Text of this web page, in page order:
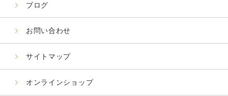
ブログ
お問い合わせ
サイトマップ
オンラインショップ